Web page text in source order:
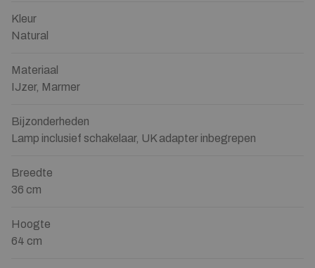
Kleur
Natural
Materiaal
IJzer, Marmer
Bijzonderheden
Lamp inclusief schakelaar, UK adapter inbegrepen
Breedte
36 cm
Hoogte
64 cm